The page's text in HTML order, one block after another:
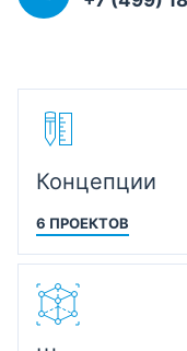
Концепции
6 ПРОЕКТОВ